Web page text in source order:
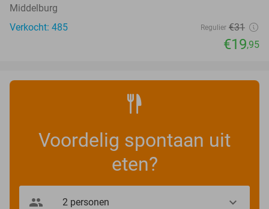
Middelburg
Verkocht: 485
Regulier €31
€19,95
Voordelig spontaan uit
eten?